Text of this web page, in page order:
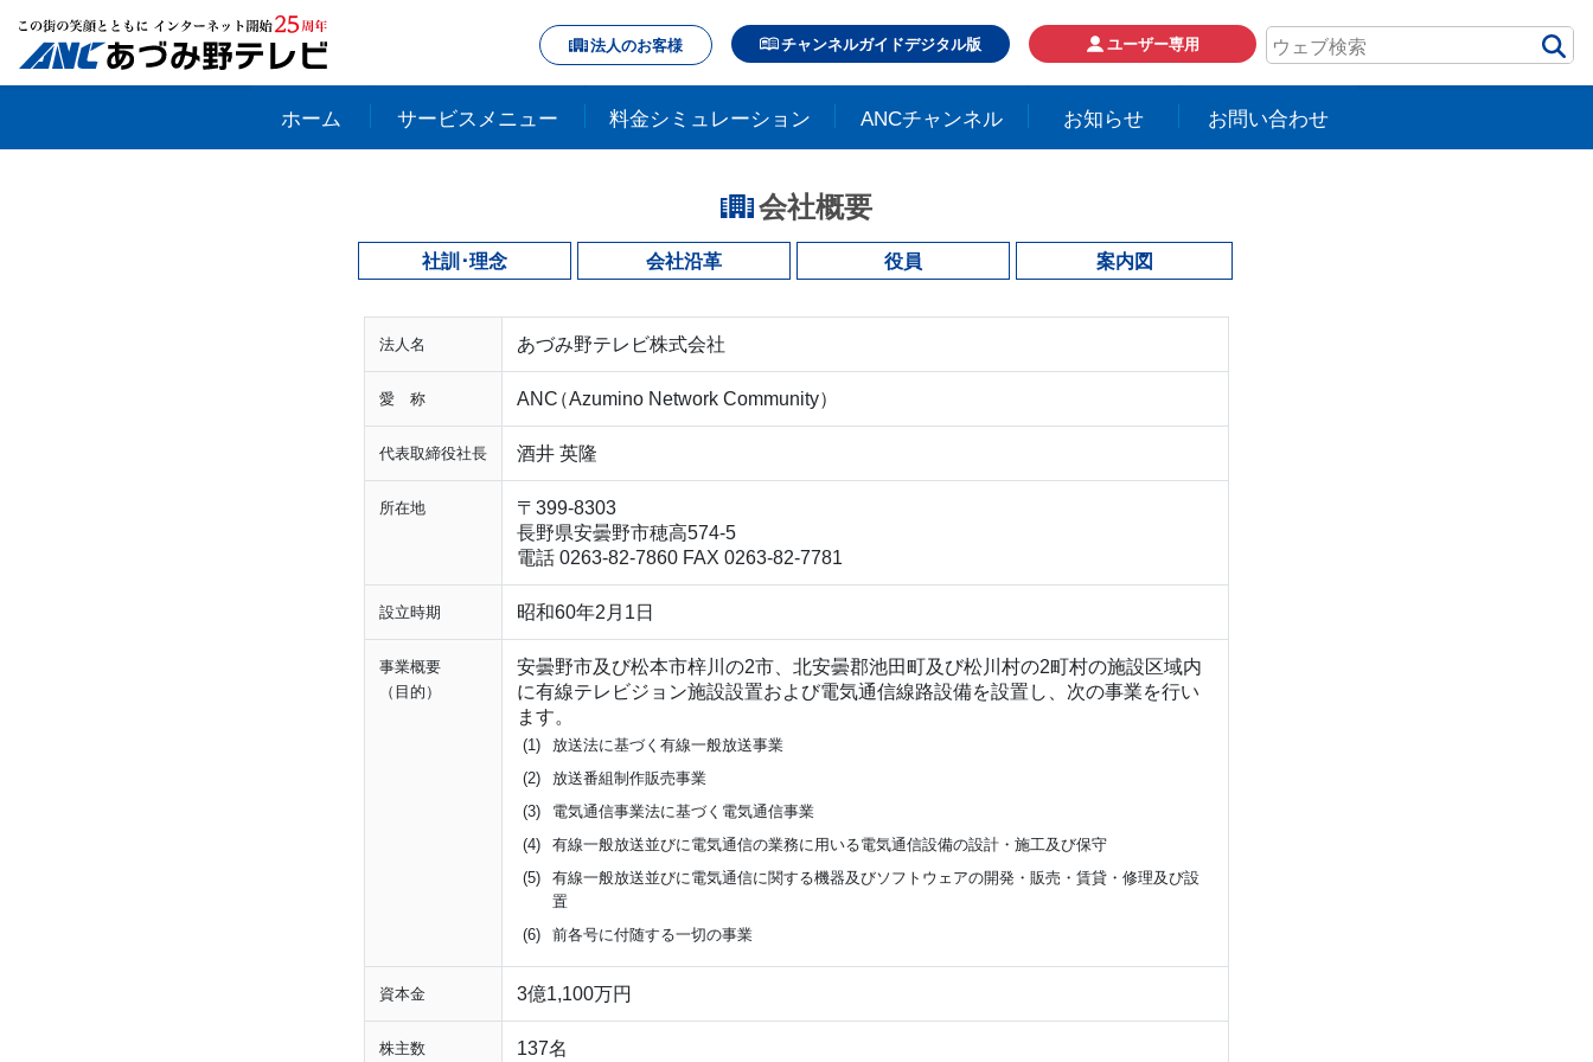
法人のお客様 チャンネルガイドデジタル版 ユーザー専用
ホーム サービスメニュー 料金シミュレーション ANCチャンネル お知らせ お問い合わせ
会社概要
社訓･理念 会社沿革 役員 案内図
法人名 あづみ野テレビ株式会社
愛 称 ANC（Azumino Network Community）
代表取締役社長 酒井 英隆
所在地
〒399-8303
長野県安曇野市穂高574-5
電話 0263-82-7860 FAX 0263-82-7781
設立時期 昭和60年2月1日
事業概要
（目的）
安曇野市及び松本市梓川の2市、北安曇郡池田町及び松川村の2町村の施設区域内
に有線テレビジョン施設設置および電気通信線路設備を設置し、次の事業を行い
ます。
(1)
放送法に基づく有線一般放送事業
(2)
放送番組制作販売事業
(3)
電気通信事業法に基づく電気通信事業
(4)
有線一般放送並びに電気通信の業務に用いる電気通信設備の設計・施工及び保守
(5)
有線一般放送並びに電気通信に関する機器及びソフトウェアの開発・販売・賃貸・修理及び設
置
(6)
前各号に付随する一切の事業
資本金 3億1,100万円
株主数 137名